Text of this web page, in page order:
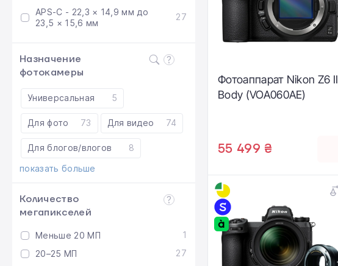
APS-C - 22,3 × 14,9 мм до
23,5 × 15,6 мм
27
Назначение
фотокамеры
Универсальная 5
Для фото 73 Для видео 74
Для блогов/влогов
8
показать больше
Количество
мегапикселей
Меньше 20 МП
1
20–25 МП
27
Фотоаппарат Nikon Z6 II
Body (VOA060AE)
55 499 ₴